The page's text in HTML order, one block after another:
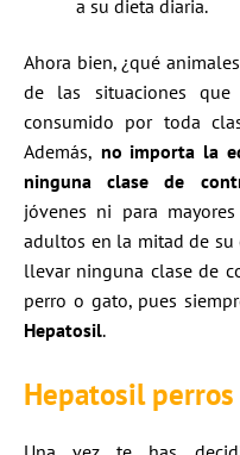
a su dieta diaria.
Ahora bien, ¿qué
de las situaciones que
consumido por toda
Además, no importa la
ninguna clase de
jóvenes ni para
adultos en la mitad de su
llevar ninguna clase de
perro o gato, pues
Hepatosil.
Hepatosil